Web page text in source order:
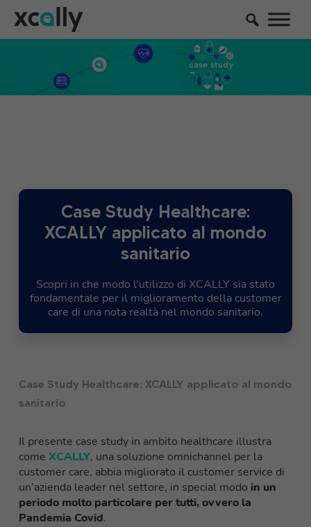
Case Study Healthcare:
XCALLY applicato al mondo
sanitario
Scopri in che modo l'utilizzo di XCALLY sia stato
fondamentale per il miglioramento della customer
care di una nota realtà nel mondo sanitario.
Case Study Healthcare: XCALLY applicato al mondo
sanitario
Il presente case study in ambito healthcare illustra
come XCALLY, una soluzione omnichannel per la
customer care, abbia migliorato il customer service di
un’azienda leader nel settore, in special modo in un
periodo molto particolare per tutti, ovvero la
Pandemia Covid.